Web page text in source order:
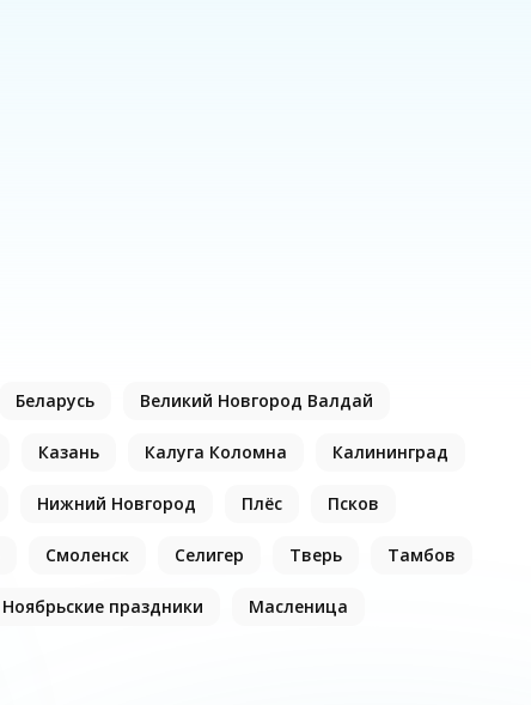
Беларусь Великий Новгород Валдай
Казань Калуга Коломна Калининград
Нижний Новгород Плёс Псков
Смоленск Селигер Тверь Тамбов
Ноябрьские праздники Масленица